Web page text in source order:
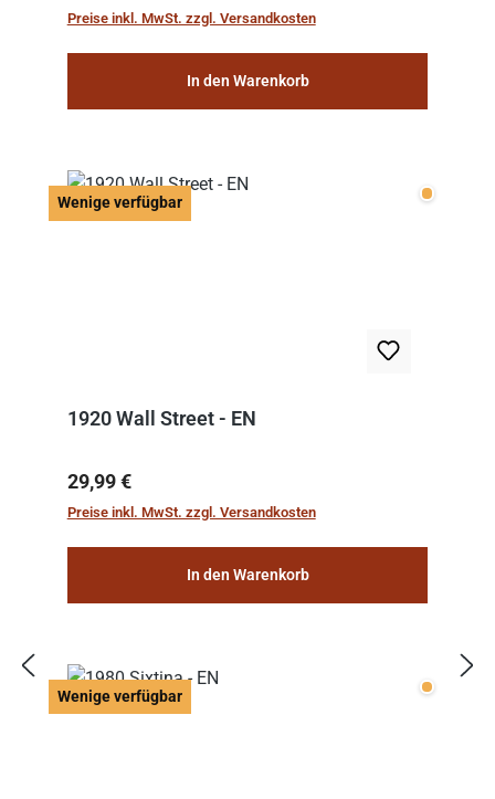
work: “Le Voyage dans la Lune” (“A Trip to...
Preise inkl. MwSt. zzgl. Versandkosten
In den Warenkorb
Wenige verfügbar Wenige
1920 Wall Street - EN
Regulärer Preis:
29,99 €
Preise inkl. MwSt. zzgl. Versandkosten
In den Warenkorb
Wenige verfügbar Wenige